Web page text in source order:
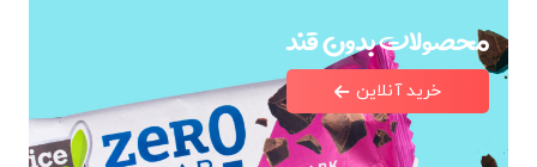
محصولات بدون قند
خرید آنلاین